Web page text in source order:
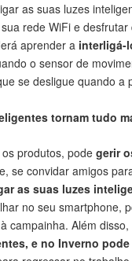
as suas luzes
rede WiFi e
aprender a interligá-
o sensor de
se desligue quando a
tornam tudo
produtos, podegerir
se convidar amigos
as suas luzes
no seu smartphone,
campainha. Além
e no Inverno